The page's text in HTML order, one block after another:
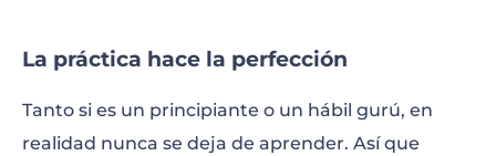
La práctica hace la perfección
Tanto si es un principiante o un hábil gurú, en
realidad nunca se deja de aprender. Así que